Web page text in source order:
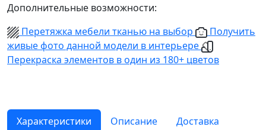
Дополнительные возможности:
Перетяжка мебели тканью на выбор
Получить
живые фото данной модели в интерьере
Перекраска элементов в один из 180+ цветов
Характеристики Описание
Доставка